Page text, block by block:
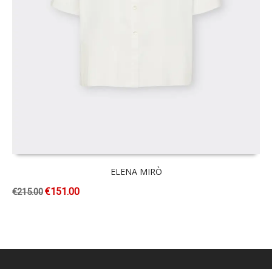
ELENA MIRÒ
€215.00€151.00